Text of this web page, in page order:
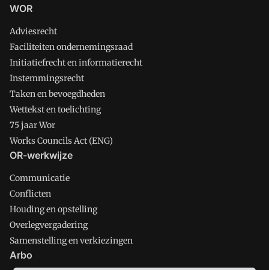
WOR
Adviesrecht
Faciliteiten ondernemingsraad
Initiatiefrecht en informatierecht
Instemmingsrecht
Taken en bevoegdheden
Wettekst en toelichting
75 jaar Wor
Works Councils Act (ENG)
OR-werkwijze
Communicatie
Conflicten
Houding en opstelling
Overlegvergadering
Samenstelling en verkiezingen
Arbo